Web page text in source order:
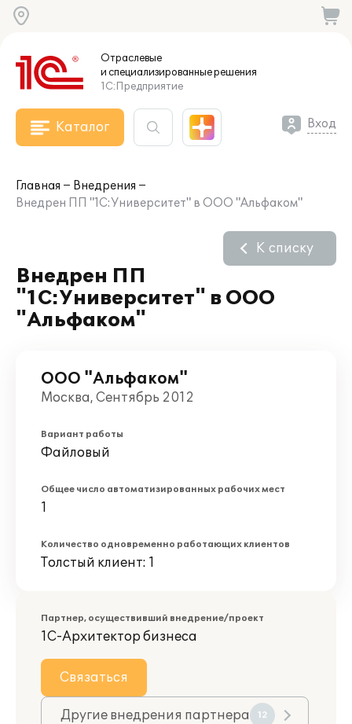
Отраслевые
и специализированныерешения
1С:Предприятие
Каталог Вход
Главная
Внедрения
Внедрен ПП "1С:Университет" в ООО "Альфаком"
Внедрен ПП
"1С:Университет" в ООО
"Альфаком"
К списку
ООО "Альфаком"
Москва, Сентябрь 2012
Вариант работы
Файловый
Общее число автоматизированных рабочих мест
1
Количество одновременно работающих клиентов
Толстый клиент: 1
Партнер, осуществивший внедрение/проект
1С-Архитектор бизнеса
Связаться
Другие внедрения партнера 12